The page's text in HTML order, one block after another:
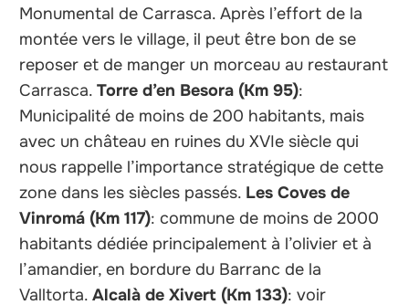
Monumental de Carrasca. Après l’effort de la
montée vers le village, il peut être bon de se
reposer et de manger un morceau au restaurant
Carrasca.Torre d’en Besora (Km 95):
Municipalité de moins de 200 habitants, mais
avec un château en ruines du XVIe siècle qui
nous rappelle l’importance stratégique de cette
zone dans les siècles passés. Les Coves de
Vinromá (Km 117): commune de moins de 2000
habitants dédiée principalement à l’olivier et à
l’amandier, en bordure du Barranc de la
Valltorta.Alcalà de Xivert (Km 133): voir